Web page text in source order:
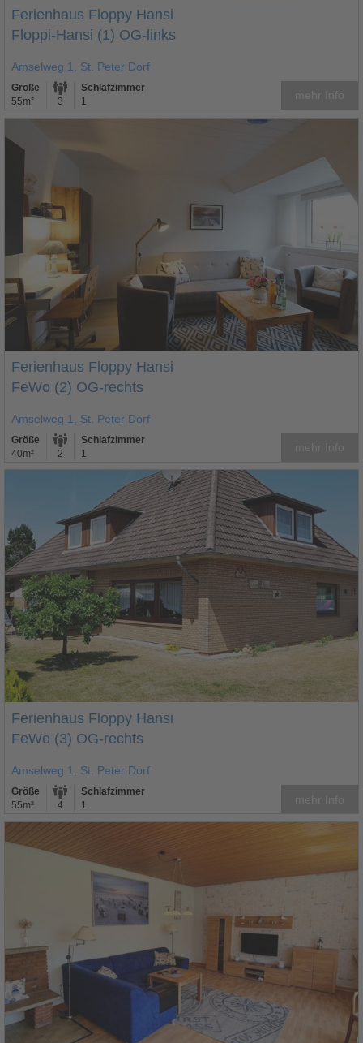
Ferienhaus Floppy Hansi
Floppi-Hansi (1) OG-links
Amselweg 1, St. Peter Dorf
Größe
55m²
3
Schlafzimmer
1
Ferienhaus Floppy Hansi
FeWo (2) OG-rechts
Amselweg 1, St. Peter Dorf
Größe
40m²
2
Schlafzimmer
1
Ferienhaus Floppy Hansi
FeWo (3) OG-rechts
Amselweg 1, St. Peter Dorf
Größe
55m²
4
Schlafzimmer
1